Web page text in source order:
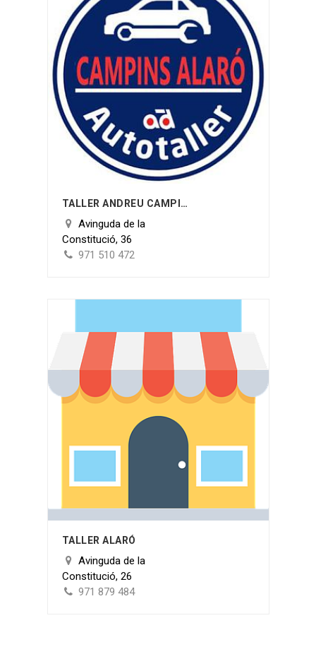
TALLER ANDREU CAMPINS MORRO
Avinguda de la
Constitució, 36
971 510 472
TALLER ALARÓ
Avinguda de la
Constitució, 26
971 879 484